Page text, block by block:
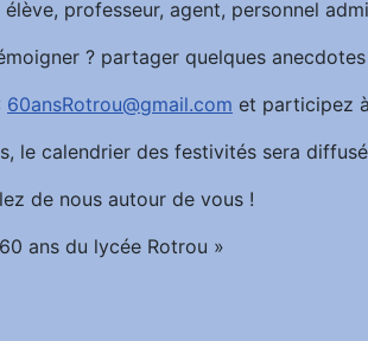
élève, professeur, agent, personnel
? partager quelques
60ansRotrou@gmail.com et participez
le calendrier des festivités sera
de nous autour de vous !
ans du lycée Rotrou »